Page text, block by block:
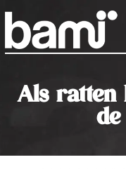
Als ratten